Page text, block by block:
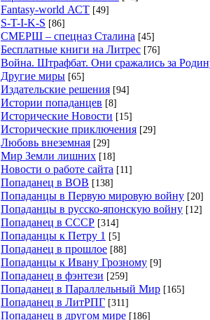
Fantasy-world АСТ [49]
S-T-I-K-S [86]
СМЕРШ – спецназ Сталина [45]
Бесплатные книги на Литрес [76]
Война. Штрафбат. Они сражались за
Другие миры [65]
Издательские решения [94]
Истории попаданцев [8]
Исторические Новости [15]
Исторические приключения [29]
Любовь внеземная [29]
Мир Земли лишних [18]
Новости о работе сайта [11]
Попаданец в ВОВ [138]
Попаданцы в Первую мировую войну [20]
Попаданцы в русско-японскую войну [12]
Попаданец в СССР [314]
Попаданцы к Петру 1 [5]
Попаданец в прошлое [88]
Попаданцы к Ивану Грозному [9]
Попаданец в фэнтези [259]
Попаданец в Параллельный Мир [165]
Попаданец в ЛитРПГ [311]
Попаданец в другом мире [186]